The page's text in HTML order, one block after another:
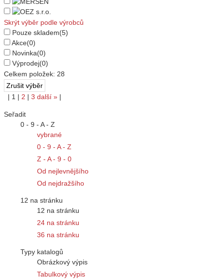
Skrýt výběr podle výrobců
Pouze skladem(5)
Akce(0)
Novinka(0)
Výprodej(0)
Celkem položek: 28
| 1 | 2 | 3 další » |
Seřadit
0 - 9 - A - Z
vybrané
0 - 9 - A - Z
Z - A - 9 - 0
Od nejlevnějšího
Od nejdražšího
12 na stránku
12 na stránku
24 na stránku
36 na stránku
Typy katalogů
Obrázkový výpis
Tabulkový výpis